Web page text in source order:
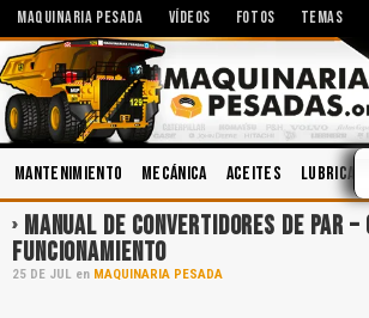
MAQUINARIA PESADA VÍDEOS FOTOS TEMAS
Mantenimiento Mecánica Aceites
MANUAL DE CONVERTIDORES DE PAR –
FUNCIONAMIENTO
25 DE JUL en MAQUINARIA PESADA